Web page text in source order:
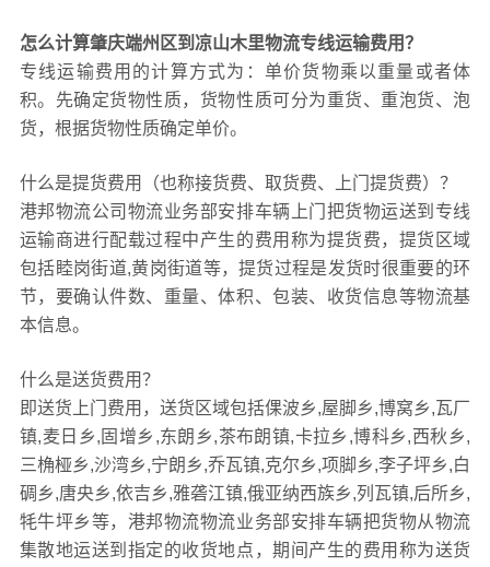
怎么计算肇庆端州区到凉山木里物流专线运输费用？
专线运输费用的计算方式为：单价货物乘以重量或者体
积。先确定货物性质，货物性质可分为重货、重泡货、泡
货，根据货物性质确定单价。
什么是提货费用（也称接货费、取货费、上门提货费）？
港邦物流公司物流业务部安排车辆上门把货物运送到专线
运输商进行配载过程中产生的费用称为提货费，提货区域
包括睦岗街道,黄岗街道等，提货过程是发货时很重要的环
节，要确认件数、重量、体积、包装、收货信息等物流基
本信息。
什么是送货费用？
即送货上门费用，送货区域包括倮波乡,屋脚乡,博窝乡,瓦厂
镇,麦日乡,固增乡,东朗乡,茶布朗镇,卡拉乡,博科乡,西秋乡,
三桷桠乡,沙湾乡,宁朗乡,乔瓦镇,克尔乡,项脚乡,李子坪乡,白
碉乡,唐央乡,依吉乡,雅砻江镇,俄亚纳西族乡,列瓦镇,后所乡,
牦牛坪乡等，港邦物流物流业务部安排车辆把货物从物流
集散地运送到指定的收货地点，期间产生的费用称为送货